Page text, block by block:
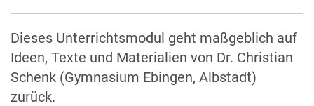
Dieses Unterrichtsmodul geht maßgeblich auf
Ideen, Texte und Materialien von Dr. Christian
Schenk (Gymnasium Ebingen, Albstadt)
zurück.